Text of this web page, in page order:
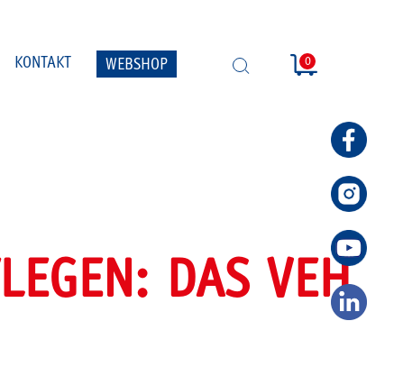
KONTAKT WEBSHOP
SUCHE
0
DAS VEH